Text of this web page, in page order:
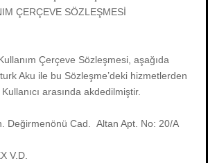
ÇERÇEVE SÖZLEŞMESİ
Çerçeve Sözleşmesi, aşağıda
Aku ile bu Sözleşme’deki hizmetlerden
arasında akdedilmiştir.
Değirmenönü Cad. Altan Apt. No: 20/A
V.D.